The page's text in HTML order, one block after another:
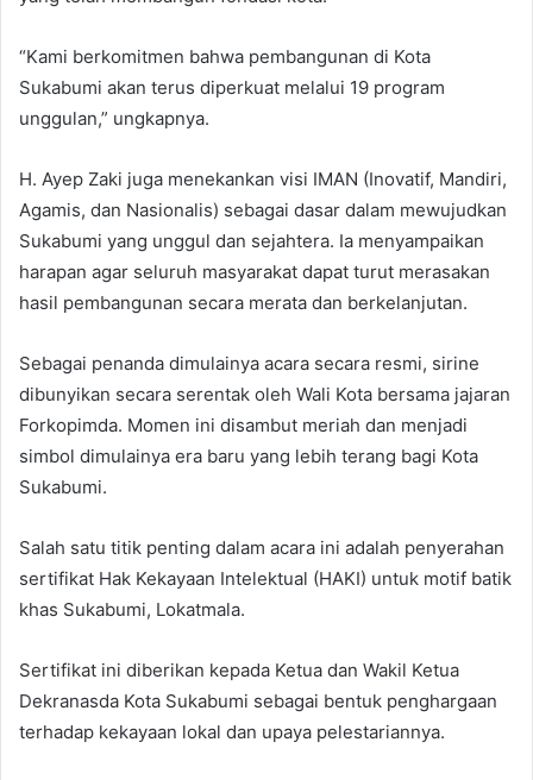
“Kami berkomitmen bahwa pembangunan di Kota
Sukabumi akan terus diperkuat melalui 19 program
unggulan,” ungkapnya.
H. Ayep Zaki juga menekankan visi IMAN (Inovatif, Mandiri,
Agamis, dan Nasionalis) sebagai dasar dalam mewujudkan
Sukabumi yang unggul dan sejahtera. Ia menyampaikan
harapan agar seluruh masyarakat dapat turut merasakan
hasil pembangunan secara merata dan berkelanjutan.
Sebagai penanda dimulainya acara secara resmi, sirine
dibunyikan secara serentak oleh Wali Kota bersama jajaran
Forkopimda. Momen ini disambut meriah dan menjadi
simbol dimulainya era baru yang lebih terang bagi Kota
Sukabumi.
Salah satu titik penting dalam acara ini adalah penyerahan
sertifikat Hak Kekayaan Intelektual (HAKI) untuk motif batik
khas Sukabumi, Lokatmala.
Sertifikat ini diberikan kepada Ketua dan Wakil Ketua
Dekranasda Kota Sukabumi sebagai bentuk penghargaan
terhadap kekayaan lokal dan upaya pelestariannya.